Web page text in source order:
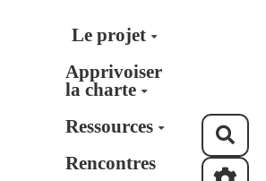
principalLe projet
Apprivoiser
la charte
Ressources
Rencontres